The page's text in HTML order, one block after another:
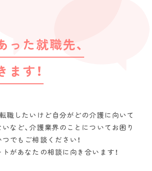
った就職先、
ます！
職したいけど自分がどの介護に向いて
など、介護業界のことについてお困り
でもご相談ください！
があなたの相談に向き合います！